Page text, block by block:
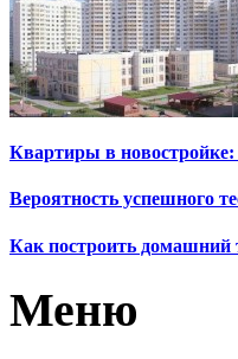
Квартиры в
Вероятность успешного
Как построить домашний
Меню